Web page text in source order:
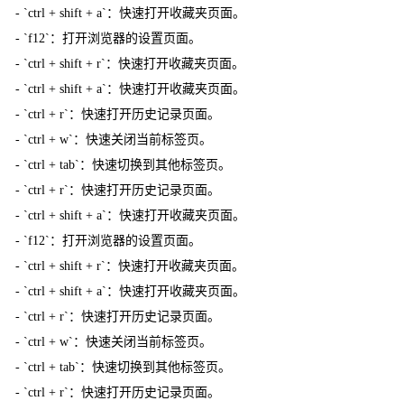
- `ctrl + shift + a`：快速打开收藏夹页面。
- `f12`：打开浏览器的设置页面。
- `ctrl + shift + r`：快速打开收藏夹页面。
- `ctrl + shift + a`：快速打开收藏夹页面。
- `ctrl + r`：快速打开历史记录页面。
- `ctrl + w`：快速关闭当前标签页。
- `ctrl + tab`：快速切换到其他标签页。
- `ctrl + r`：快速打开历史记录页面。
- `ctrl + shift + a`：快速打开收藏夹页面。
- `f12`：打开浏览器的设置页面。
- `ctrl + shift + r`：快速打开收藏夹页面。
- `ctrl + shift + a`：快速打开收藏夹页面。
- `ctrl + r`：快速打开历史记录页面。
- `ctrl + w`：快速关闭当前标签页。
- `ctrl + tab`：快速切换到其他标签页。
- `ctrl + r`：快速打开历史记录页面。